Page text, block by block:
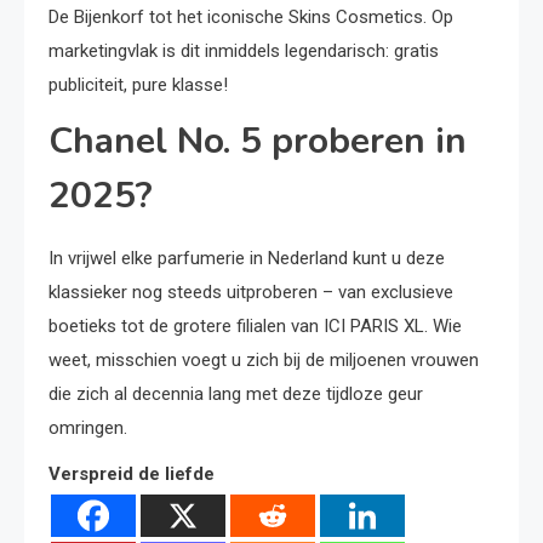
De Bijenkorf tot het iconische Skins Cosmetics. Op
marketingvlak is dit inmiddels legendarisch: gratis
publiciteit, pure klasse!
Chanel No. 5 proberen in
2025?
In vrijwel elke parfumerie in Nederland kunt u deze
klassieker nog steeds uitproberen – van exclusieve
boetieks tot de grotere filialen van ICI PARIS XL. Wie
weet, misschien voegt u zich bij de miljoenen vrouwen
die zich al decennia lang met deze tijdloze geur
omringen.
Verspreid de liefde